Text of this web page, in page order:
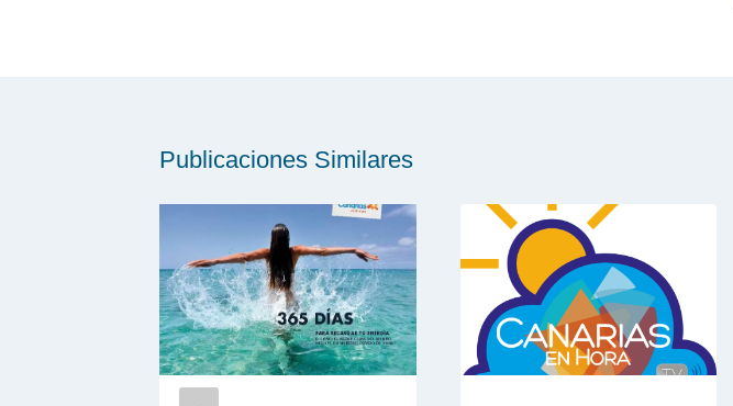
Publicaciones Similares